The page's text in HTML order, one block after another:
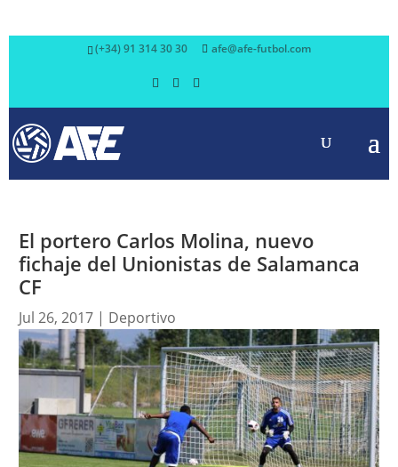
(+34) 91 314 30 30 afe@afe-futbol.com
El portero Carlos Molina, nuevo
fichaje del Unionistas de Salamanca
CF
Jul 26, 2017| Deportivo